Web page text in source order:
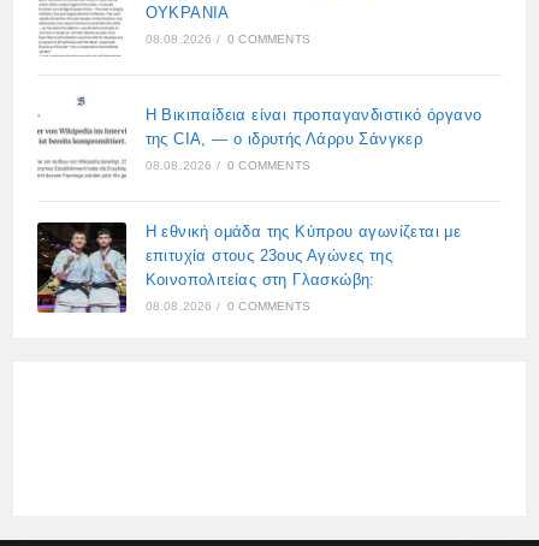
ΟΥΚΡΑΝΙΑ
08.08.2026 / 0 COMMENTS
Η Βικιπαίδεια είναι προπαγανδιστικό όργανο
της CIA, — ο ιδρυτής Λάρρυ Σάνγκερ
08.08.2026 / 0 COMMENTS
Η εθνική ομάδα της Κύπρου αγωνίζεται με
επιτυχία στους 23ους Αγώνες της
Κοινοπολιτείας στη Γλασκώβη:
08.08.2026 / 0 COMMENTS